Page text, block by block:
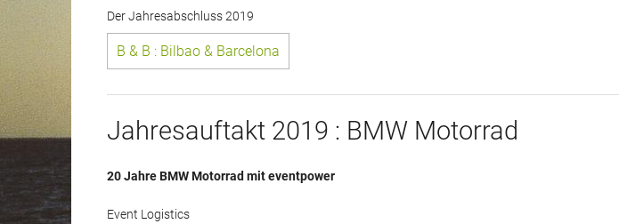
Der Jahresabschluss 2019
B & B : Bilbao & Barcelona
Jahresauftakt 2019 : BMW Motorrad
20 Jahre BMW Motorrad mit eventpower
Event Logistics